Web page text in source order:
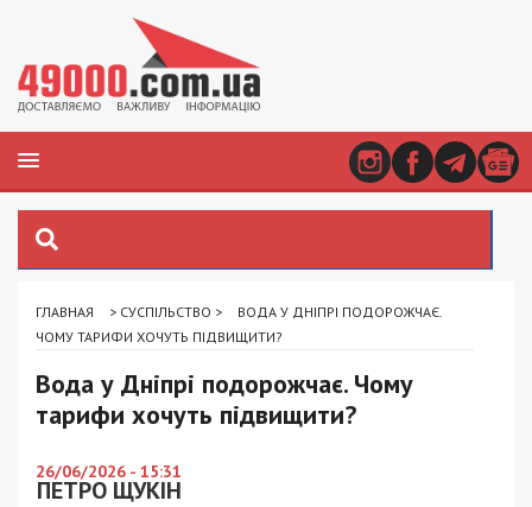
ГЛАВНАЯ > СУСПІЛЬСТВО >
ВОДА У ДНІПРІ ПОДОРОЖЧАЄ.
ЧОМУ ТАРИФИ ХОЧУТЬ ПІДВИЩИТИ?
Вода у Дніпрі подорожчає. Чому
тарифи хочуть підвищити?
26/06/2026 - 15:31
ПЕТРО ЩУКІН